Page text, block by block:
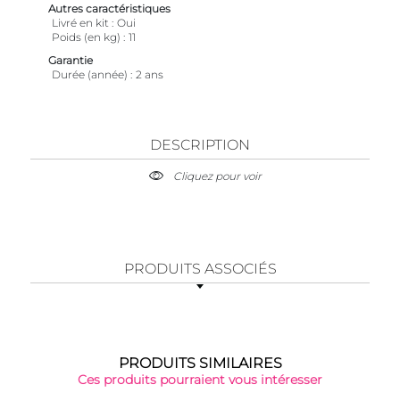
Autres caractéristiques
Livré en kit Oui
Poids (en kg)
11
Garantie
Durée (année)
2 ans
DESCRIPTION
Cliquez pour voir
PRODUITS ASSOCIÉS
PRODUITS SIMILAIRES
Ces produits pourraient vous intéresser